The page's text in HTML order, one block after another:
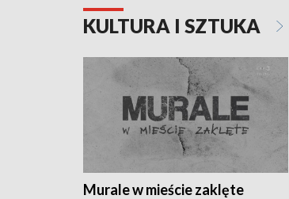
KULTURA I SZTUKA
Murale w mieście zaklęte